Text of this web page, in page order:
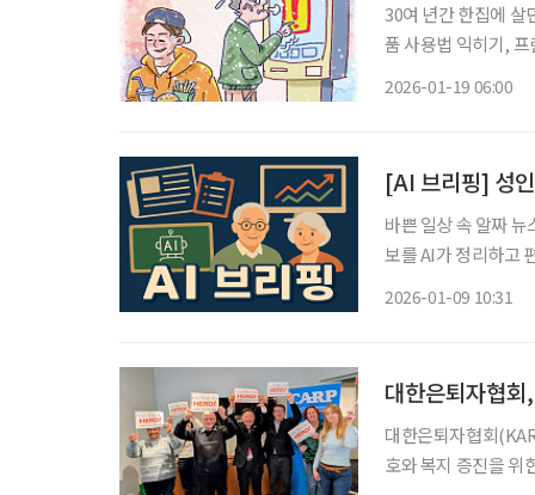
30여 년간 한집에 살
품 사용법 익히기,
2026-01-19 06:00
[AI 브리핑] 성
바쁜 일상 속 알짜
보를 AI가 정리하고 편집국 기자
2026-01-09 10:31
대한은퇴자협
대한은퇴자협회
호와 복지 증진을 위